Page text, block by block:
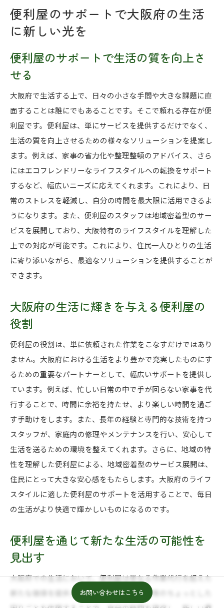
便利屋のサポートで大阪府の生活
に新しい光を
便利屋のサポートで生活の質を向上さ
せる
大阪府で生活する上で、日々の小さな手間や大きな課題に直
面することは誰にでもあることです。そこで頼れる存在が便
利屋です。便利屋は、単にサービスを提供するだけでなく、
生活の質を向上させるための様々なソリューションを提案し
ます。例えば、家事の省力化や整理整頓のアドバイス、さら
にはエコフレンドリーなライフスタイルへの転換をサポート
するなど、幅広いニーズに応えてくれます。これにより、日
常のストレスを軽減し、自分の時間を最大限に活用できるよ
うになります。また、便利屋のスタッフは地域密着型のサー
ビスを展開しており、大阪特有のライフスタイルを理解した
上での対応が可能です。これにより、住民一人ひとりの生活
に寄り添いながら、最適なソリューションを提供することが
できます。
大阪府の生活に輝きを与える便利屋の
役割
便利屋の役割は、単に依頼された作業をこなすだけではあり
ません。大阪府における生活をより豊かで充実したものにす
るための重要なパートナーとして、幅広いサポートを提供し
ています。例えば、忙しい日常の中で手が回らない家事を代
行することで、時間に余裕を持たせ、より楽しい時間を過ご
す手助けをします。また、長年の経験と専門的な技術を持つ
スタッフが、家庭内の修理やメンテナンスを行い、安心して
生活を送るための環境を整えてくれます。さらに、地域の特
性を理解した便利屋による、地域密着型のサービス展開は、
住民にとって大きな安心感をもたらします。大阪府のライフ
スタイルに適した便利屋のサポートを活用することで、毎日
の生活がより快適で輝かしいものになるのです。
便利屋を通じて新たな生活の可能性を
見出す
大阪府での生活において、便利屋は単なる作業代行を超えた
新たな価値を提供しています。例えば、日常のちょっとした
お問い合わせはこちら